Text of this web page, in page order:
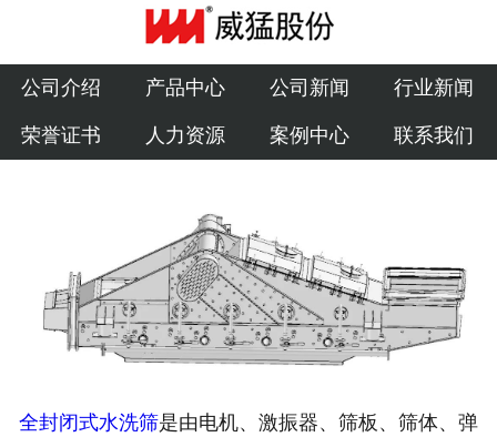
公司介绍
产品中心
公司新闻
荣誉证书
人力资源
案例中心
联系我们
公司介绍 产品中心 公司新闻 行业新闻
荣誉证书 人力资源 案例中心 联系我们
全封闭式水洗筛是由电机、激振器、筛板、筛体、弹